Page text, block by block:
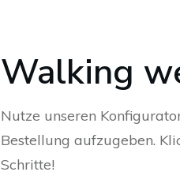
Walking
Nutze unseren
Bestellung aufzugeben.
Schritte!